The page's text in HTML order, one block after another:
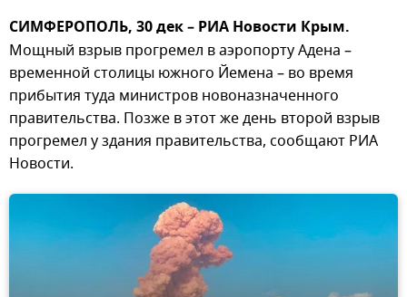
СИМФЕРОПОЛЬ, 30 дек – РИА Новости Крым.
Мощный взрыв прогремел в аэропорту Адена –
временной столицы южного Йемена – во время
прибытия туда министров новоназначенного
правительства. Позже в этот же день второй взрыв
прогремел у здания правительства, сообщают РИА
Новости.